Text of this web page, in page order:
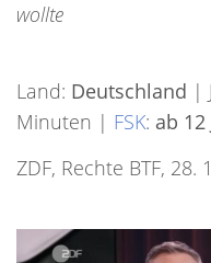
wollte
Land: Deutschland |
Minuten | FSK: ab 12
ZDF, Rechte BTF, 28.